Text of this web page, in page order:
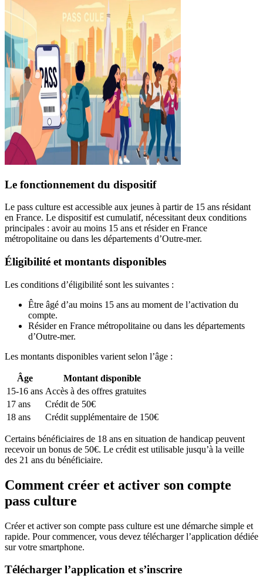
Le fonctionnement du dispositif
Le pass culture est accessible aux jeunes à partir de 15 ans résidant
en France. Le dispositif est cumulatif, nécessitant deux conditions
principales : avoir au moins 15 ans et résider en France
métropolitaine ou dans les départements d’Outre-mer.
Éligibilité et montants disponibles
Les conditions d’éligibilité sont les suivantes :
Être âgé d’au moins 15 ans au moment de l’activation du
compte.
Résider en France métropolitaine ou dans les départements
d’Outre-mer.
Les montants disponibles varient selon l’âge :
Âge
Montant disponible
15-16 ans Accès à des offres gratuites
17 ans
Crédit de 50€
18 ans
Crédit supplémentaire de 150€
Certains bénéficiaires de 18 ans en situation de handicap peuvent
recevoir un bonus de 50€. Le crédit est utilisable jusqu’à la veille
des 21 ans du bénéficiaire.
Comment créer et activer son compte
pass culture
Créer et activer son compte pass culture est une démarche simple et
rapide. Pour commencer, vous devez télécharger l’application dédiée
sur votre smartphone.
Télécharger l’application et s’inscrire